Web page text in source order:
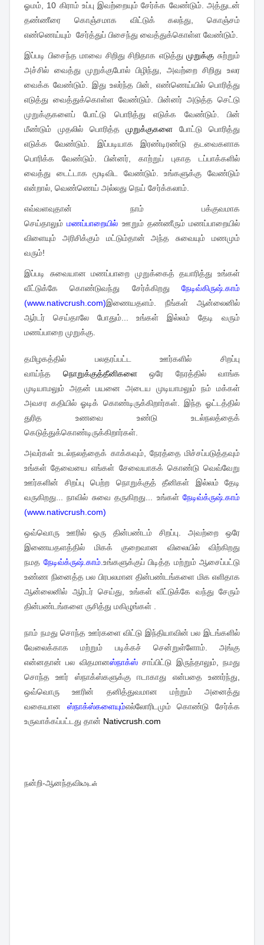
ஓமம், 10 கிராம் உப்பு இவற்றையும் சேர்க்க வேண்டும். அத்துடன்
தண்ணீரை கொஞ்சமாக விட்டுக் கலந்து, கொஞ்சம்
எண்ணெய்யும் சேர்த்துப் பிசைந்து வைத்துக்கொள்ள வேண்டும்.
இப்படி பிசைந்த மாவை சிறிது சிறிதாக எடுத்துமுறுக்கு சுற்றும்
அச்சில் வைத்து முறுக்குபோல் பிழிந்து, அவற்றை சிறிது உலர
வைக்க வேண்டும். இது உலர்ந்த பின், எண்ணெய்யில் பொரித்து
எடுத்து வைத்துக்கொள்ள வேண்டும். பின்னர் அடுத்த செட்டு
முறுக்குகளைப் போட்டு பொரித்து எடுக்க வேண்டும். பின்
மீண்டும் முதலில் பொரித்தமுறுக்குகளை
போட்டு பொரித்து
எடுக்க வேண்டும். இப்படியாக இரண்டிரண்டு தடவைகளாக
பொரிக்க வேண்டும். பின்னர், காற்றுப் புகாத டப்பாக்களில்
வைத்து டைட்டாக மூடிவிட வேண்டும். உங்களுக்கு வேண்டும்
என்றால், வெண்ணெய் அல்லது நெய் சேர்க்கலாம்.
எவ்வளவுதான் நாம் பக்குவமாக
செய்தாலும்மணப்பாறையில் ஊறும் தண்ணீரும் மணப்பாறையில்
விளையும் அரிசிக்கும் மட்டும்தான் அந்த சுவையும் மணமும்
வரும்!
இப்படி சுவையான மணப்பாறை முறுக்கைத் தயாரித்து உங்கள்
வீட்டுக்கே கொண்டுவந்து சேர்க்கிறது நேடிவ்கிருஷ்.காம்
(www.nativcrush.com)இணையதளம். நீங்கள் ஆன்லைனில்
ஆர்டர் செய்தாலே போதும்... உங்கள் இல்லம் தேடி வரும்
மணப்பாறை முறுக்கு.
தமிழகத்தில் பலதரப்பட்ட ஊர்களில் சிறப்பு
வாய்ந்த நொறுக்குத்தீனிகளை
ஒரே நேரத்தில் வாங்க
முடியாமலும் அதன் பயனை அடைய முடியாமலும் நம் மக்கள்
அவசர கதியில் ஓடிக் கொண்டிருக்கிறார்கள். இந்த ஓட்டத்தில்
துரித உணவை உண்டு உடல்நலத்தைக்
கெடுத்துக்கொண்டிருக்கிறார்கள்.
அவர்கள் உடல்நலத்தைக் காக்கவும், நேரத்தை மிச்சப்படுத்தவும்
உங்கள் தேவையை எங்கள் சேவையாகக் கொண்டு வெவ்வேறு
ஊர்களின் சிறப்பு பெற்ற நொறுக்குத் தீனிகள் இல்லம் தேடி
வருகிறது... நாவில் சுவை தருகிறது... உங்கள் நேடிவ்க்ருஷ்.காம்
(www.nativcrush.com)
ஒவ்வொரு ஊரில் ஒரு தின்பண்டம் சிறப்பு. அவற்றை ஒரே
இணையதளத்தில் மிகக் குறைவான விலையில் விற்கிறது
நமத நேடிவ்க்ருஷ்.காம். உங்களுக்குப் பிடித்த மற்றும் ஆசைப்பட்டு
உண்ண நினைத்த பல பிரபலமான தின்பண்டங்களை மிக எளிதாக
ஆன்லைனில் ஆர்டர் செய்து, உங்கள் வீட்டுக்கே வந்து சேரும்
தின்பண்டங்களை ருசித்து மகிழுங்கள் .
நாம் நமது சொந்த ஊர்களை விட்டு இந்தியாவின் பல இடங்களில்
வேலைக்காக மற்றும் படிக்கச் சென்றுள்ளோம். அங்கு
என்னதான் பல விதமானஸ்நாக்ஸ்சாப்பிட்டு இருந்தாலும், நமது
சொந்த ஊர் ஸ்நாக்ஸ்களுக்கு ஈடாகாது என்பதை உணர்ந்து,
ஒவ்வொரு ஊரின் தனித்துவமான மற்றும் அனைத்து
வகையான ஸ்நாக்ஸ்களையும்எல்லோரிடமும் கொண்டு சேர்க்க
உருவாக்கப்பட்டது தான் Nativcrush.com
நன்றி-ஆனந்தவிkஅடன்